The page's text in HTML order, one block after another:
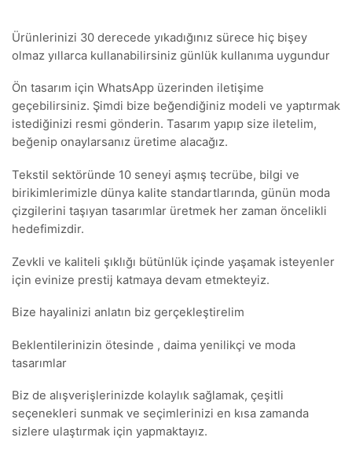
Ürünlerinizi 30 derecede yıkadığınız sürece hiç bişey
olmaz yıllarca kullanabilirsiniz günlük kullanıma uygundur
Ön tasarım için WhatsApp üzerinden iletişime
geçebilirsiniz. Şimdi bize beğendiğiniz modeli ve yaptırmak
istediğinizi resmi gönderin. Tasarım yapıp size iletelim,
beğenip onaylarsanız üretime alacağız.
Tekstil sektöründe 10 seneyi aşmış tecrübe, bilgi ve
birikimlerimizle dünya kalite standartlarında, günün moda
çizgilerini taşıyan tasarımlar üretmek her zaman öncelikli
hedefimizdir.
Zevkli ve kaliteli şıklığı bütünlük içinde yaşamak isteyenler
için evinize prestij katmaya devam etmekteyiz.
Bize hayalinizi anlatın biz gerçekleştirelim
Beklentilerinizin ötesinde , daima yenilikçi ve moda
tasarımlar
Biz de alışverişlerinizde kolaylık sağlamak, çeşitli
seçenekleri sunmak ve seçimlerinizi en kısa zamanda
sizlere ulaştırmak için yapmaktayız.